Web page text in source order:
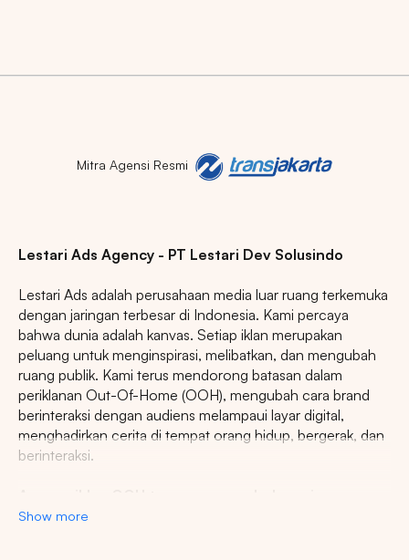
Mitra Agensi Resmi
Lestari Ads Agency - PT Lestari Dev Solusindo
Lestari Ads adalah perusahaan media luar ruang terkemuka
dengan jaringan terbesar di Indonesia. Kami percaya
bahwa dunia adalah kanvas. Setiap iklan merupakan
peluang untuk menginspirasi, melibatkan, dan mengubah
ruang publik. Kami terus mendorong batasan dalam
periklanan Out-Of-Home (OOH), mengubah cara brand
berinteraksi dengan audiens melampaui layar digital,
menghadirkan cerita di tempat orang hidup, bergerak, dan
berinteraksi.
Show more